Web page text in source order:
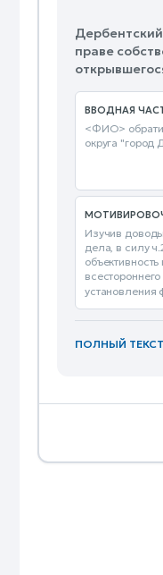
праве
ВВОДНАЯ
<ФИО>
округа "город
Изучив
дела, в силу
установления
ПОЛНЫЙ ТЕКСТ